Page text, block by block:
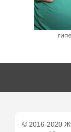
© 2016-2020